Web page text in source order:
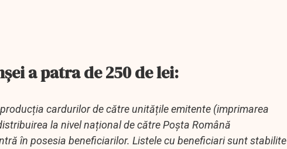
a patra de 250 de lei:
cardurilor de către unitățile emitente (imprimarea
la nivel național de către Poșta Română
în posesia beneficiarilor. Listele cu beneficiari sunt stabilite